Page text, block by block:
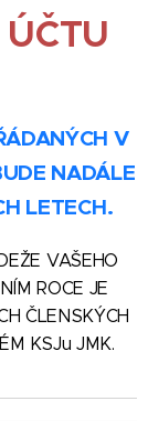
V
NADÁLE
LETECH.
VAŠEHO
ROCE JE
ČLENSKÝCH
KSJu JMK.